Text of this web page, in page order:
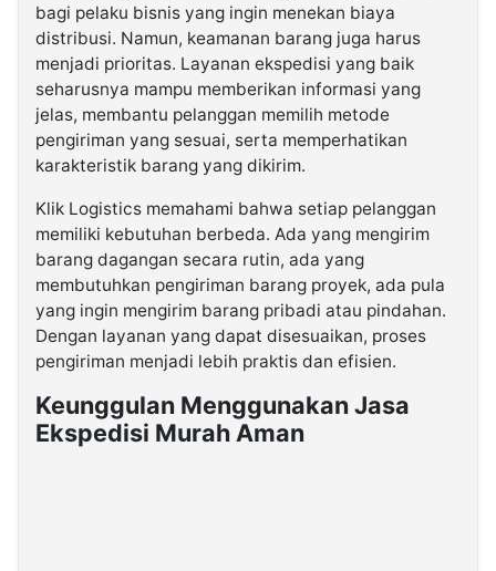
bagi pelaku bisnis yang ingin menekan biaya
distribusi. Namun, keamanan barang juga harus
menjadi prioritas. Layanan ekspedisi yang baik
seharusnya mampu memberikan informasi yang
jelas, membantu pelanggan memilih metode
pengiriman yang sesuai, serta memperhatikan
karakteristik barang yang dikirim.
Klik Logistics memahami bahwa setiap pelanggan
memiliki kebutuhan berbeda. Ada yang mengirim
barang dagangan secara rutin, ada yang
membutuhkan pengiriman barang proyek, ada pula
yang ingin mengirim barang pribadi atau pindahan.
Dengan layanan yang dapat disesuaikan, proses
pengiriman menjadi lebih praktis dan efisien.
Keunggulan Menggunakan Jasa
Ekspedisi Murah Aman